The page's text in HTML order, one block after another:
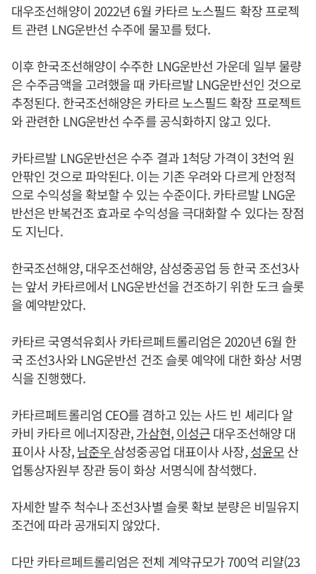
대우조선해양이 2022년 6월 카타르 노스필드 확장 프로젝
트 관련 LNG운반선 수주에 물꼬를 텄다.
이후 한국조선해양이 수주한 LNG운반선 가운데 일부 물량
은 수주금액을 고려했을 때 카타르발 LNG운반선인 것으로
추정된다. 한국조선해양은 카타르 노스필드 확장 프로젝트
와 관련한 LNG운반선 수주를 공식화하지 않고 있다.
카타르발 LNG운반선은 수주 결과 1척당 가격이 3천억 원
안팎인 것으로 파악된다. 이는 기존 우려와 다르게 안정적
으로 수익성을 확보할 수 있는 수준이다. 카타르발 LNG운
반선은 반복건조 효과로 수익성을 극대화할 수 있다는 장점
도 지닌다.
한국조선해양, 대우조선해양, 삼성중공업 등 한국 조선3사
는 앞서 카타르에서 LNG운반선을 건조하기 위한 도크 슬롯
을 예약받았다.
카타르 국영석유회사 카타르페트롤리엄은 2020년 6월 한
국 조선3사와 LNG운반선 건조 슬롯 예약에 대한 화상 서명
식을 진행했다.
카타르페트롤리엄 CEO를 겸하고 있는 사드 빈 셰리다 알
카비 카타르 에너지장관,가삼현,이성근대우조선해양 대
표이사 사장,남준우삼성중공업 대표이사 사장,성윤모산
업통상자원부 장관 등이 화상 서명식에 참석했다.
자세한 발주 척수나 조선3사별 슬롯 확보 분량은 비밀유지
조건에 따라 공개되지 않았다.
다만 카타르페트롤리엄은 전체 계약규모가 700억 리얄(23